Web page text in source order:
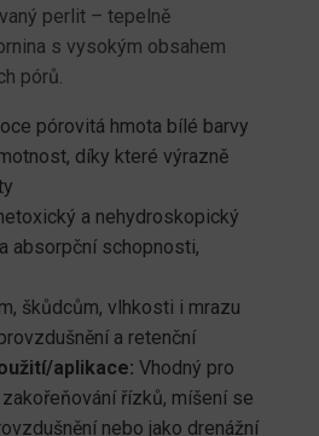
perlit – tepelně
s vysokým obsahem
pórů.
pórovitá hmota bílé barvy
díky které výrazně
a nehydroskopický
absorpční schopnosti,
škůdcům, vlhkosti i mrazu
a retenční
aplikace: Vhodný pro
řízků, míšení se
nebo jako drenážní